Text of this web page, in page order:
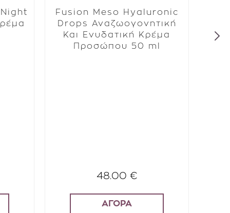
Fusion Meso Hyaluronic
Drops Αναζωογονητική
Και Ενυδατική Κρέμα
Προσώπου 50 ml
48.00 €
ΑΓΟΡΑ